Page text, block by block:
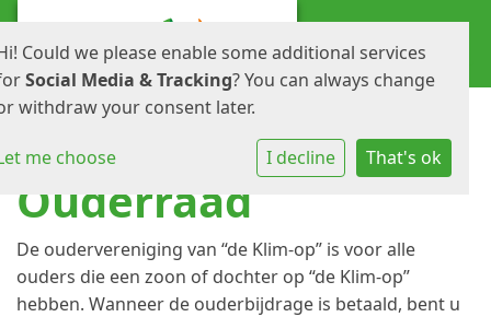
Ouderraad
De oudervereniging van “de Klim-op” is voor alle
ouders die een zoon of dochter op “de Klim-op”
hebben. Wanneer de ouderbijdrage is betaald, bent u
Could we please enable some additional services
Social Media & Tracking? You can always change
withdraw your consent later.
me choose I decline That's ok